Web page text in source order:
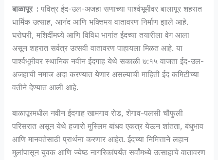
बाळापूर : पवित्र ईद-उल-अजहा सणाच्या पार्श्वभूमीवर बालापूर शहरात
धार्मिक उत्साह, आनंद आणि भक्तिमय वातावरण निर्माण झाले आहे.
घरोघरी, मशिदींमध्ये आणि विविध भागांत ईदच्या तयारीला वेग आला
असून शहरात सर्वत्र उत्सवी वातावरण पाहायला मिळत आहे. या
पार्श्वभूमीवर स्थानिक नवीन ईदगाह येथे सकाळी ७:१५ वाजता ईद-उल-
अजहाची नमाज अदा करण्यात येणार असल्याची माहिती ईद कमिटीच्या
वतीने देण्यात आली आहे.
बाळापूरमधील नवीन ईदगाह खामगाव रोड, शेगाव-पलसी चौफुली
परिसरात असून येथे हजारो मुस्लिम बांधव एकत्र येऊन शांतता, बंधुभाव
आणि मानवतेसाठी प्रार्थना करणार आहेत. ईदच्या निमित्ताने लहान
मुलांपासून युवक आणि ज्येष्ठ नागरिकांपर्यंत सर्वांमध्ये उत्साहाचे वातावरण